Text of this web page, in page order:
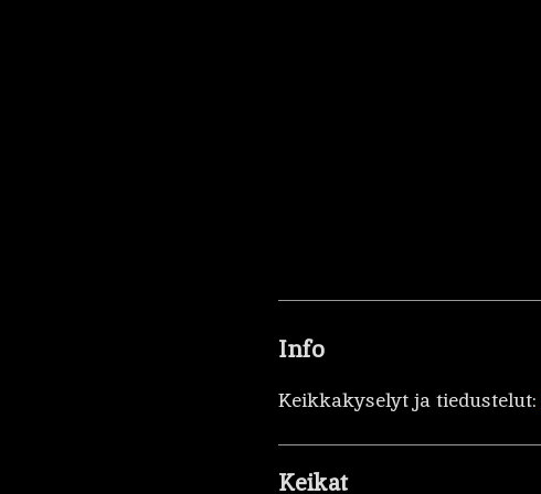
Info
Keikkakyselyt ja tiedustelut:
Keikat